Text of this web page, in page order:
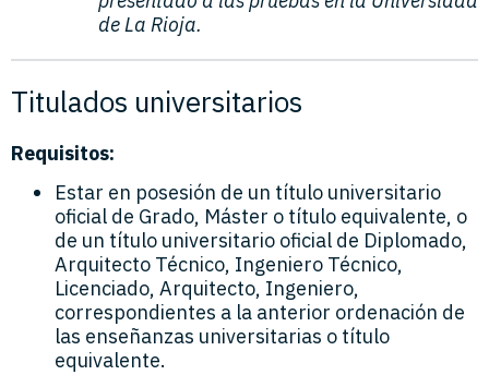
de La Rioja.
Titulados universitarios
Requisitos:
Estar en posesión de un título universitario
oficial de Grado, Máster o título equivalente, o
de un título universitario oficial de Diplomado,
Arquitecto Técnico, Ingeniero Técnico,
Licenciado, Arquitecto, Ingeniero,
correspondientes a la anterior ordenación de
las enseñanzas universitarias o título
equivalente.